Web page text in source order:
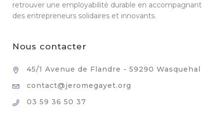
retrouver une employabilité durable en accompagnant
des entrepreneurs solidaires et innovants.
Nous contacter
45/1 Avenue de Flandre - 59290 Wasquehal
contact@jeromegayet.org
03 59 36 50 37